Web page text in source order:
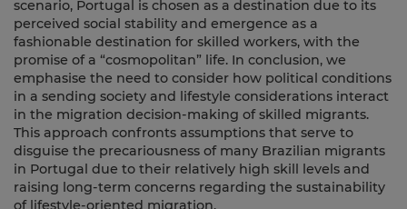
scenario, Portugal is chosen as a destination due to its
perceived social stability and emergence as a
fashionable destination for skilled workers, with the
promise of a “cosmopolitan” life. In conclusion, we
emphasise the need to consider how political conditions
in a sending society and lifestyle considerations interact
in the migration decision-making of skilled migrants.
This approach confronts assumptions that serve to
disguise the precariousness of many Brazilian migrants
in Portugal due to their relatively high skill levels and
raising long-term concerns regarding the sustainability
of lifestyle-oriented migration.